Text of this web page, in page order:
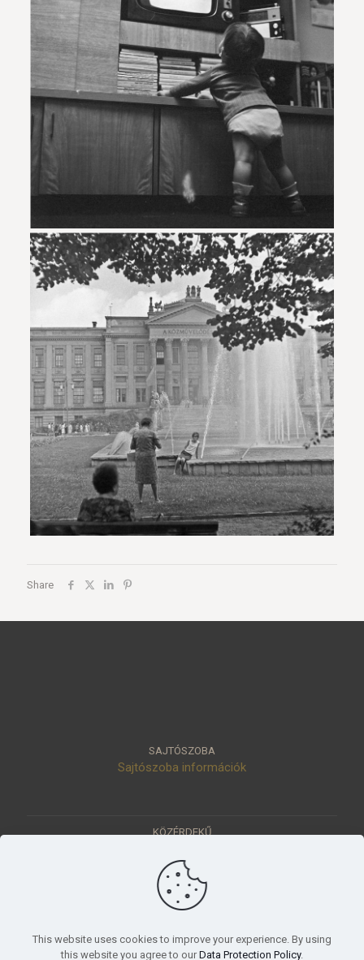
Share
SAJTÓSZOBA
Sajtószoba információk
KÖZÉRDEKŰ
Értéktár
Pályázatok
Tudományos beszámoló, küldetésnyilatkozat
This website uses cookies to improve your experience. By using
this website you agree to our Data Protection Policy.